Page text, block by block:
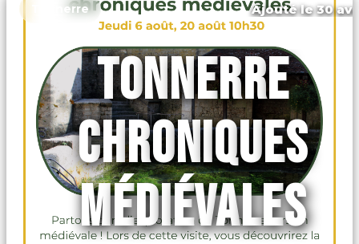
Tonnerre Ajouté le 30
TONNERRE
CHRONIQUES
MÉDIÉVALES